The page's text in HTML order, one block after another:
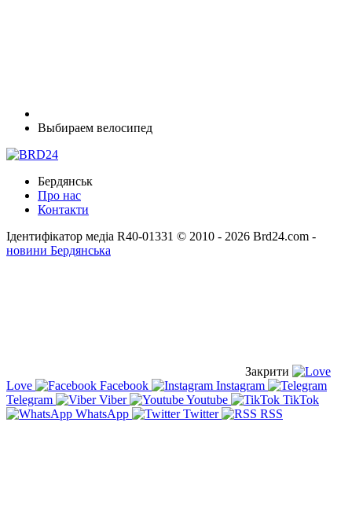
Выбираем велосипед
Бердянськ
Про нас
Контакти
Ідентифікатор медіа R40-01331 © 2010 - 2026 Brd24.com -
новини Бердянська
Закрити
Love
Facebook
Instagram
Telegram
Viber Youtube
TikTok
WhatsApp
Twitter RSS